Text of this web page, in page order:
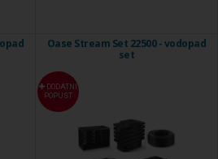
Oase Stream Set 22500 - vodopad
set
DODATNI
POPUST